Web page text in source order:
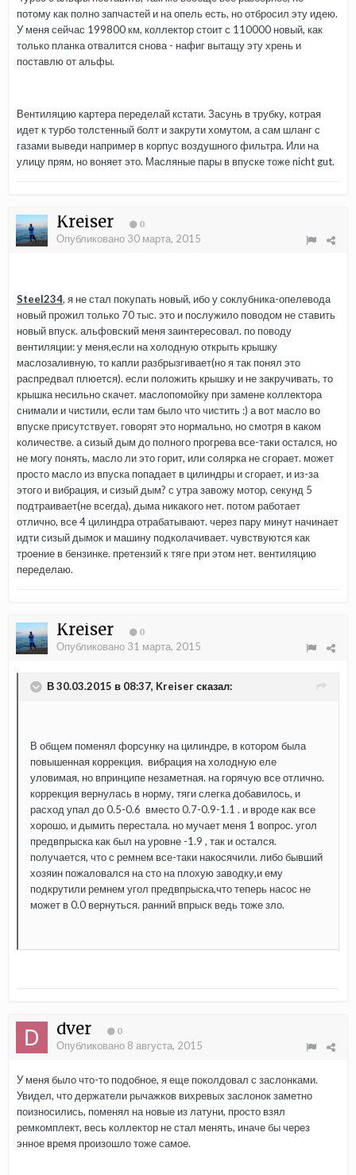
потому как полно запчастей и на опель есть, но отбросил эту идею.
У меня сейчас 199800 км, коллектор стоит с 110000 новый, как
только планка отвалится снова - нафиг вытащу эту хрень и
поставлю от альфы.
Вентиляцию картера переделай кстати. Засунь в трубку, котрая
идет к турбо толстенный болт и закрути хомутом, а сам шланг с
газами выведи например в корпус воздушного фильтра. Или на
улицу прям, но воняет это. Масляные пары в впуске тоже nicht gut.
Kreiser 0
Опубликовано 30 марта, 2015
Steel234, я не стал покупать новый, ибо у соклубника-опелевода
новый прожил только 70 тыс. это и послужило поводом не ставить
новый впуск. альфовский меня заинтересовал. по поводу
вентиляции: у меня,если на холодную открыть крышку
маслозаливную, то капли разбрызгивает(но я так понял это
распредвал плюется). если положить крышку и не закручивать, то
крышка несильно скачет. маслопомойку при замене коллектора
снимали и чистили, если там было что чистить :) а вот масло во
впуске присутствует. говорят это нормально, но смотря в каком
количестве. а сизый дым до полного прогрева все-таки остался, но
не могу понять, масло ли это горит, или солярка не сгорает. может
просто масло из впуска попадает в цилиндры и сгорает, и из-за
этого и вибрация, и сизый дым? с утра завожу мотор, секунд 5
подтраивает(не всегда), дыма никакого нет. потом работает
отлично, все 4 цилиндра отрабатывают. через пару минут начинает
идти сизый дымок и машину подколачивает. чувствуются как
троение в бензинке. претензий к тяге при этом нет. вентиляцию
переделаю.
Kreiser 0
Опубликовано 31 марта, 2015
В 30.03.2015 в 08:37, Kreiser сказал:
В общем поменял форсунку на цилиндре, в котором была
повышенная коррекция. вибрация на холодную еле
уловимая, но впринципе незаметная. на горячую все отлично.
коррекция вернулась в норму, тяги слегка добавилось, и
расход упал до 0.5-0.6 вместо 0.7-0.9-1.1 . и вроде как все
хорошо, и дымить перестала. но мучает меня 1 вопрос. угол
предвпрыска как был на уровне -1.9 , так и остался.
получается, что с ремнем все-таки накосячили. либо бывший
хозяин пожаловался на сто на плохую заводку,и ему
подкрутили ремнем угол предвпрыска,что теперь насос не
может в 0.0 вернуться. ранний впрыск ведь тоже зло.
dver 0
Опубликовано 8 августа, 2015
У меня было что-то подобное, я еще поколдовал с заслонками.
Увидел, что держатели рычажков вихревых заслонок заметно
поизносились, поменял на новые из латуни, просто взял
ремкомплект, весь коллектор не стал менять, иначе бы через
энное время произошло тоже самое.